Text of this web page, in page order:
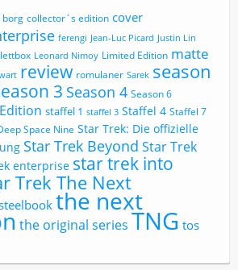
borg collector´s edition cover
ferengi Jean-Luc Picard Justin Lin
Leonard Nimoy Limited Edition matte
review romulaner Sarek season
3 Season 4 Season 6
staffel 1 staffel 3 Staffel 4 Staffel 7
Space Nine Star Trek: Die offizielle
Star Trek Beyond Star Trek
enterprise star trek into
Trek The Next
the next
the original series TNG tos